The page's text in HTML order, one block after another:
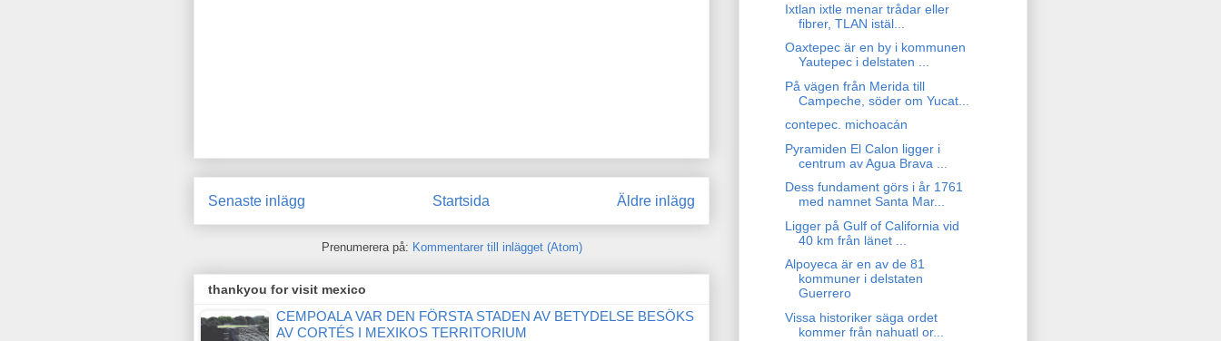
Senaste inlägg Äldre inlägg
Startsida
Prenumerera på: Kommentarer till inlägget (Atom)
thankyou for visit mexico
CEMPOALA VAR DEN FÖRSTA STADEN AV BETYDELSE BESÖKS
AV CORTÉS I MEXIKOS TERRITORIUM
Ixtlan ixtle menar trådar eller
fibrer, TLAN istäl...
Oaxtepec är en by i kommunen
Yautepec i delstaten ...
På vägen från Merida till
Campeche, söder om Yucat...
contepec. michoacán
Pyramiden El Calon ligger i
centrum av Agua Brava ...
Dess fundament görs i år 1761
med namnet Santa Mar...
Ligger på Gulf of California vid
40 km från länet ...
Alpoyeca är en av de 81
kommuner i delstaten
Guerrero
Vissa historiker säga ordet
kommer från nahuatl or...